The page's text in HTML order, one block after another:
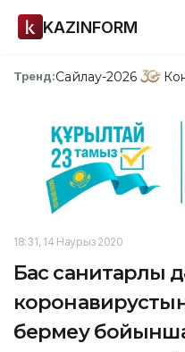
KAZINFORM
Тренд:Сайлау-2026
18:31, 14 Наурыз 2020
Бас санитарлық
бермеу